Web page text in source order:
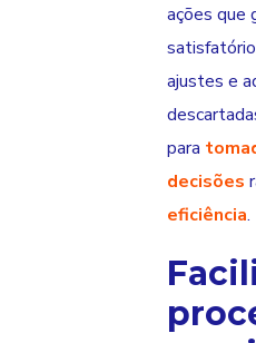
ações que
ajustes e
para
decisões
eficiência.